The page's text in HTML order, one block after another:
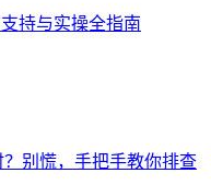
持与实操全指南
别慌，手把手教你排查